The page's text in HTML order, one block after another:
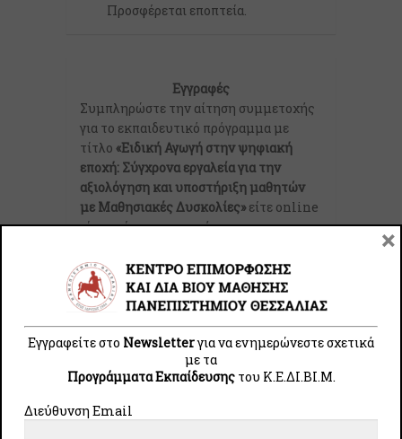
Προσφέρεται εποπτεία.
Εγγραφές
Συμπληρώστε την αίτηση συμμετοχής
για το εκπαιδευτικό πρόγραμμα με
τίτλο «Ειδική Αγωγή στην ψηφιακή
εποχή: Σύγχρονα εργαλεία για την
αξιολόγηση και υποστήριξη μαθητών
με Μαθησιακές Δυσκολίες»είτε online
είτε σε έντυπη μορφή.
ONLINE ΑΙΤΗΣΗ ΣΥΜΜΕΤΟΧΗΣ
WORD ΑΙΤΗΣΗ ΣΥΜΜΕΤΟΧΗΣ
Σημαντικές Ημερομηνίες:
Περίοδος Εγγραφών
Έως την κάλυψη των προσφερόμενων
Έναρξη Επιμόρφωσης
Εγγραφείτε στο Newsletterγια να ενημερώνεστε σχετικά
με τα
Προγράμματα Εκπαίδευσηςτου Κ.E.ΔI.ΒI.Μ.
Διεύθυνση Email
×